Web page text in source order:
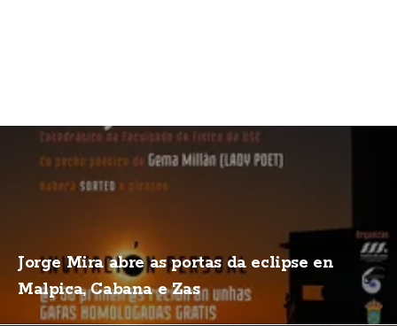
Jorge Mira abre as portas da eclipse en
Malpica, Cabana e Zas